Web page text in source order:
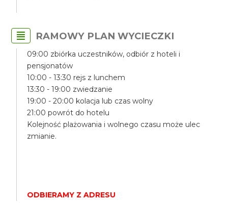
RAMOWY PLAN WYCIECZKI
09:00 zbiórka uczestników, odbiór z hoteli i
pensjonatów
10:00 - 13:30 rejs z lunchem
13:30 - 19:00 zwiedzanie
19:00 - 20:00 kolacja lub czas wolny
21:00 powrót do hotelu
Kolejność plażowania i wolnego czasu może ulec
zmianie.
ODBIERAMY Z ADRESU